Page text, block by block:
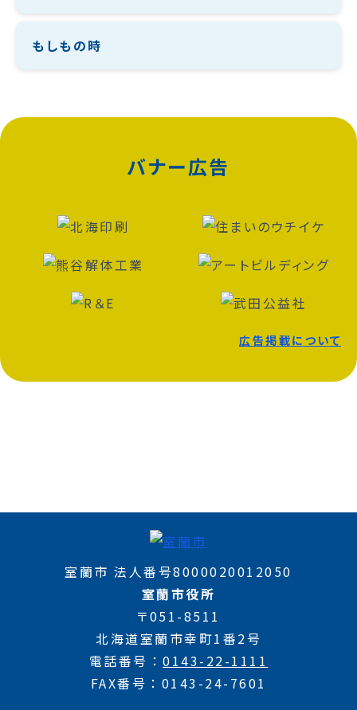
もしもの時
バナー広告
広告掲載について
室蘭市 法人番号8000020012050
室蘭市役所
〒051-8511
北海道室蘭市幸町1番2号
電話番号
0143-22-1111
FAX番号
0143-24-7601